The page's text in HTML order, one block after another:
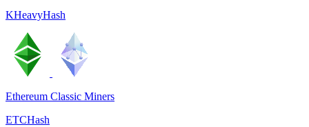
KHeavyHash
Ethereum Classic Miners
ETCHash